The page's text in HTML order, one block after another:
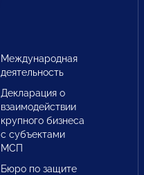
Международная
деятельность
Декларация о
взаимодействии
крупного бизнеса
с субъектами
МСП
Бюро по защите